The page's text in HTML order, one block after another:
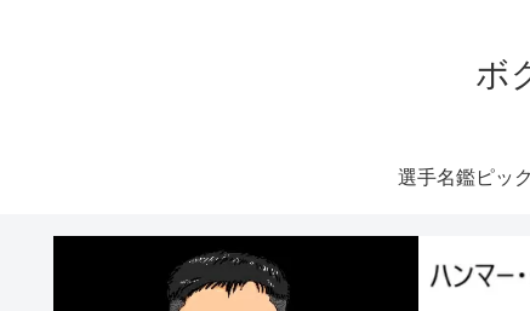
ボ
選手名鑑ピッ